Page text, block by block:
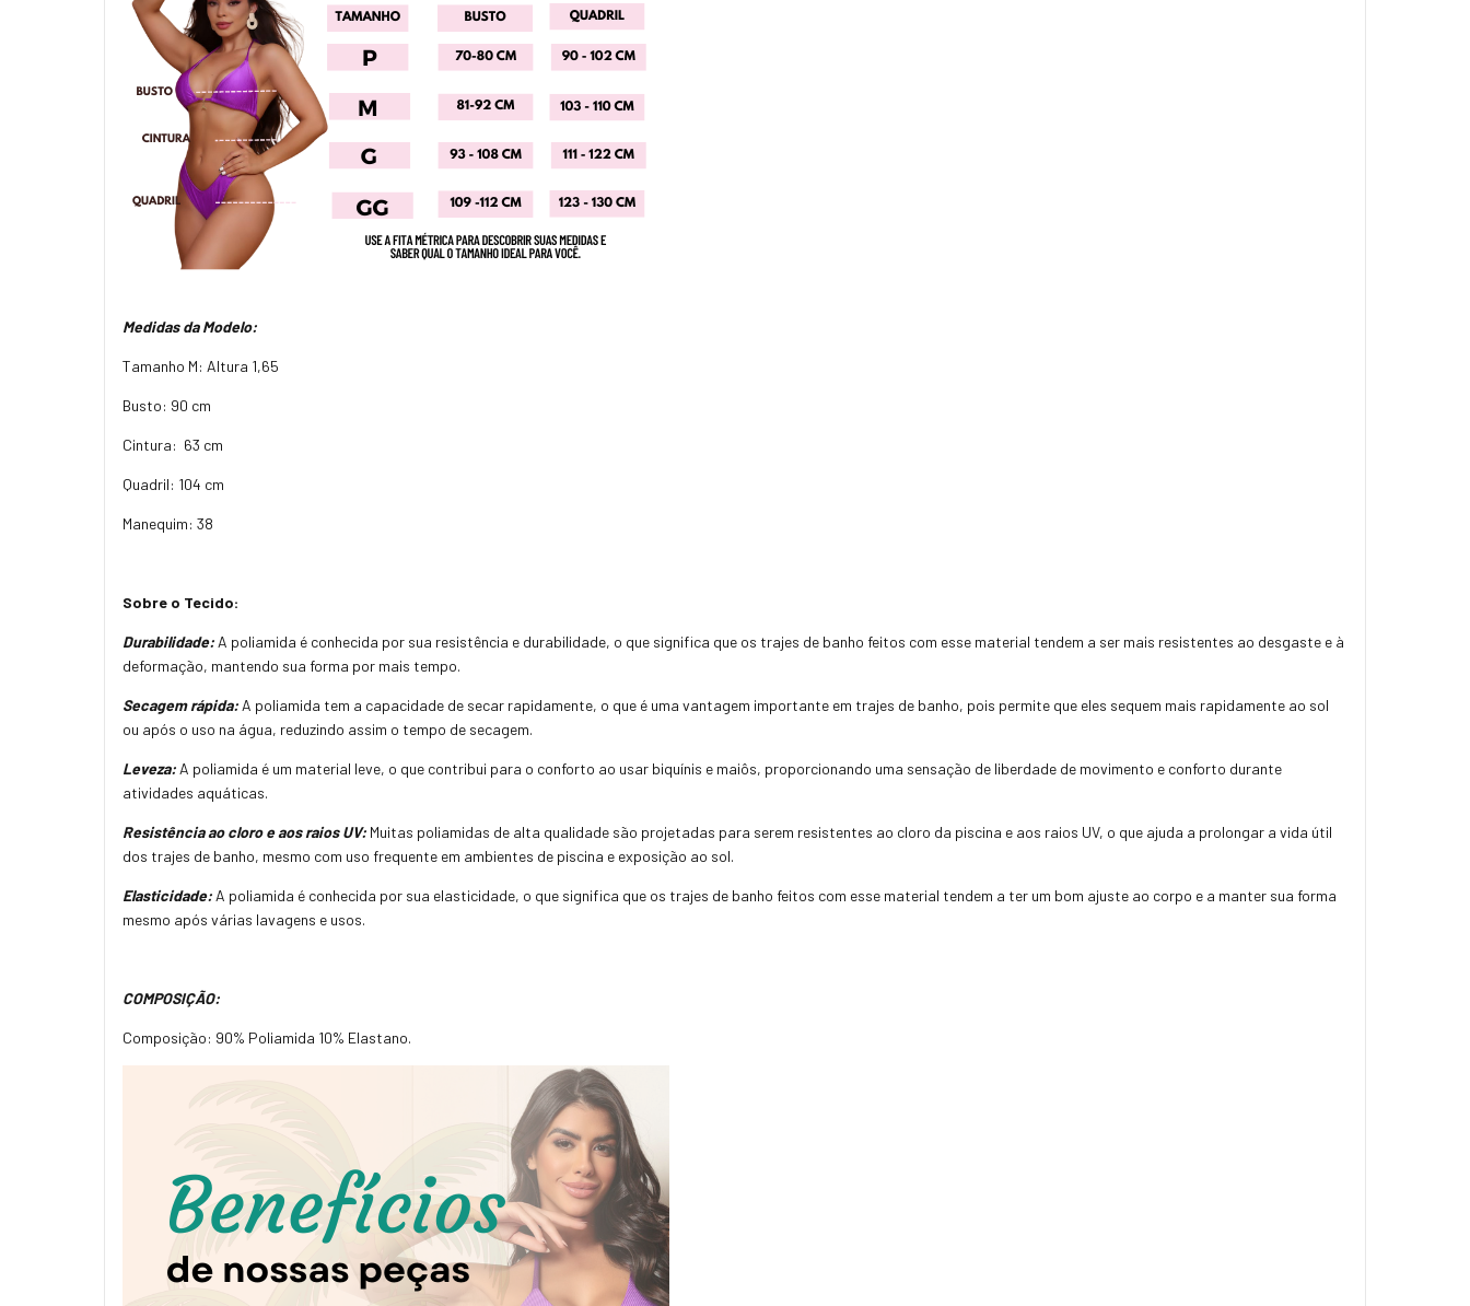
Medidas da Modelo:
Tamanho M: Altura 1,65
Busto: 90 cm
Cintura: 63 cm
Quadril: 104 cm
Manequim: 38
Sobre o Tecido:
Durabilidade: A poliamida é conhecida por sua resistência e durabilidade, o que significa que os trajes de banho feitos com esse material tendem a ser mais resistentes ao desgaste e à
deformação, mantendo sua forma por mais tempo.
Secagem rápida: A poliamida tem a capacidade de secar rapidamente, o que é uma vantagem importante em trajes de banho, pois permite que eles sequem mais rapidamente ao sol
ou após o uso na água, reduzindo assim o tempo de secagem.
Leveza: A poliamida é um material leve, o que contribui para o conforto ao usar biquínis e maiôs, proporcionando uma sensação de liberdade de movimento e conforto durante
atividades aquáticas.
Resistência ao cloro e aos raios UV: Muitas poliamidas de alta qualidade são projetadas para serem resistentes ao cloro da piscina e aos raios UV, o que ajuda a prolongar a vida útil
dos trajes de banho, mesmo com uso frequente em ambientes de piscina e exposição ao sol.
Elasticidade: A poliamida é conhecida por sua elasticidade, o que significa que os trajes de banho feitos com esse material tendem a ter um bom ajuste ao corpo e a manter sua forma
mesmo após várias lavagens e usos.
COMPOSIÇÃO:
Composição: 90% Poliamida 10% Elastano.